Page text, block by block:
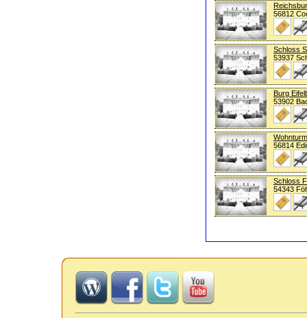
56812
Schloss
53937
Burg
53902
56814
Schloss
54343